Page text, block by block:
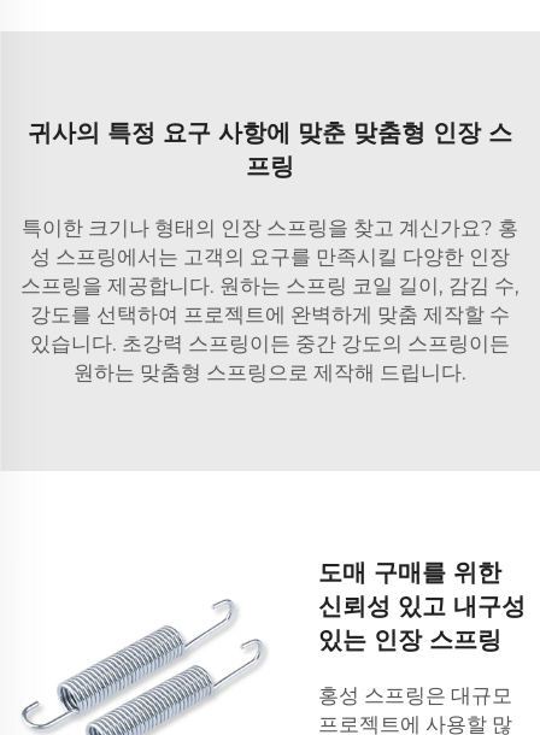
귀사의 특정 요구 사항에 맞춘 맞춤형 인장 스
프링
특이한 크기나 형태의 인장 스프링을 찾고 계신가요? 홍
성 스프링에서는 고객의 요구를 만족시킬 다양한 인장
스프링을 제공합니다. 원하는 스프링 코일 길이, 감김 수,
강도를 선택하여 프로젝트에 완벽하게 맞춤 제작할 수
있습니다. 초강력 스프링이든 중간 강도의 스프링이든
원하는 맞춤형 스프링으로 제작해 드립니다.
도매 구매를 위한
신뢰성 있고 내구성
있는 인장 스프링
홍성 스프링은 대규모
프로젝트에 사용할 많